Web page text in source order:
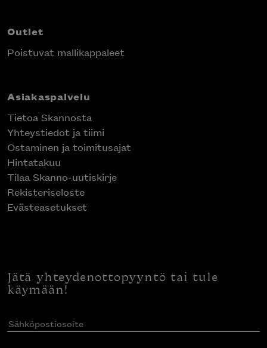
Outlet
Poistuvat mallikappaleet
Asiakaspalvelu
Tietoa Skannosta
Yhteystiedot ja tiimi
Ostaminen ja toimitusajat
Hintatakuu
Tilaa Skanno-uutiskirje
Rekisteriseloste
Evästeasetukset
Jätä yhteydenottopyyntö tai tule
käymään!
Sähköpostiosoite(Pakollinen)